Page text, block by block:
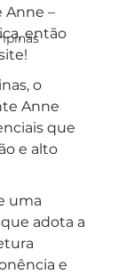
Anne –
então
o
Anne
que
e alto
uma
adota a
e